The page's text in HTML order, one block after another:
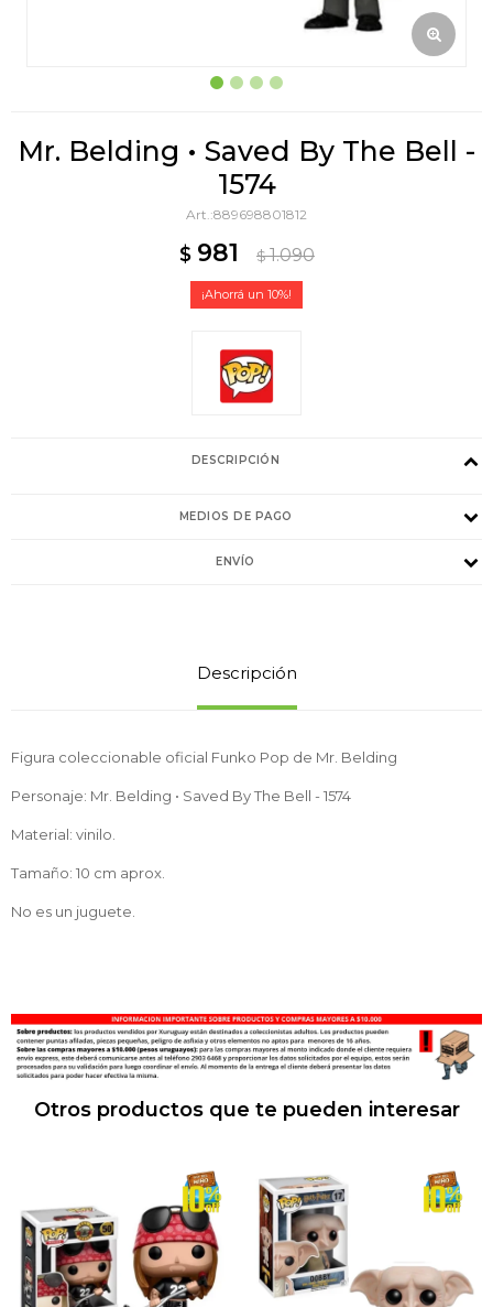
Mr. Belding • Saved By The Bell -
1574
889698801812
$ 981 $ 1.090
10
DESCRIPCIÓN
MEDIOS DE PAGO
ENVÍO
Descripción
Figura coleccionable oficial Funko Pop de Mr. Belding
Personaje: Mr. Belding • Saved By The Bell - 1574
Material: vinilo.
Tamaño: 10 cm aprox.
No es un juguete.
Otros productos que te pueden interesar